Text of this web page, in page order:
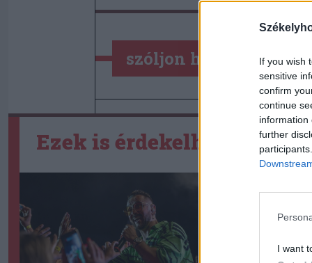
If you wish
sensitive
confirm
continue
information
further
I want
szóljon hozzá!
Ezek is érdekelhetik